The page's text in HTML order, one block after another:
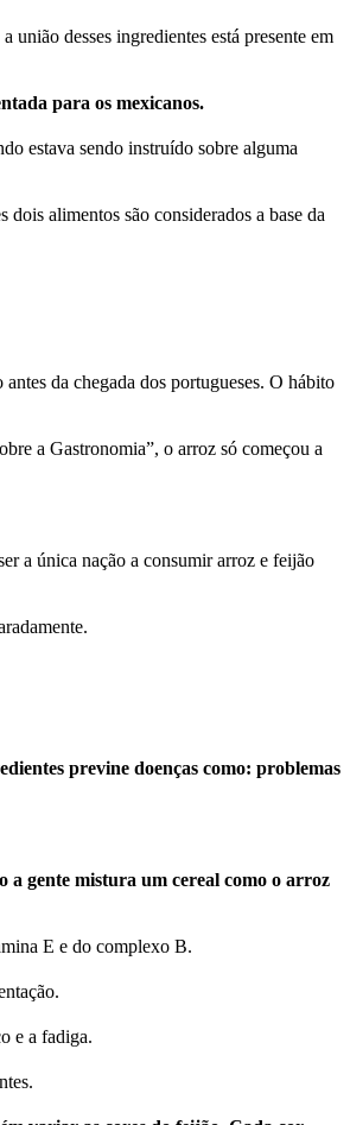
desses ingredientes está presente em
para os mexicanos.
estava sendo instruído sobre alguma
alimentos são considerados a base da
da chegada dos portugueses. O hábito
a Gastronomia”, o arroz só começou a
a única nação a consumir arroz e feijão
previne doenças como: problemas
a gente mistura um cereal como o arroz
E e do complexo B.
e a fadiga.